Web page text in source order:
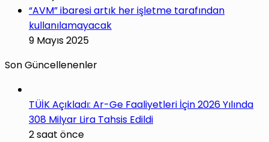
“AVM” ibaresi artık her işletme tarafından
kullanılamayacak
9 Mayıs 2025
Son Güncellenenler
TÜİK Açıkladı: Ar-Ge Faaliyetleri İçin 2026 Yılında
308 Milyar Lira Tahsis Edildi
2 saat önce